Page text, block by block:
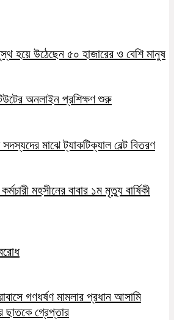
হয়ে উঠেছেন ৫০ হাজারের ও বেশি মানুষ
অনলাইন প্রশিক্ষণ শুরু
মাঝে ট্যাকটিক্যাল বেল্ট বিতরণ
মহসীনের বাবার ১ম মৃত্যু বার্ষিকী
গণধর্ষণ মামলার প্রধান আসামি
ছাতকে গ্রেপ্তার